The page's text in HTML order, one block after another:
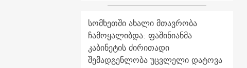
სომხეთში ახალი მთავრობა
ჩამოყალიბდა: ფაშინიანმა
კაბინეტის ძირითადი
შემადგენლობა უცვლელი დატოვა